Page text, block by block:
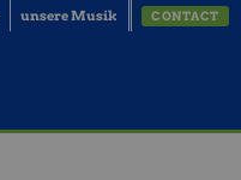
unsere Musik CONTACT